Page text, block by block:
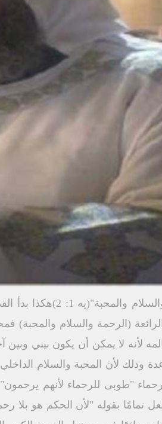
الرائعة (الرحمة والسلام
لأنه لا يمكن أن يكون بيني وبين
وذلك لأن المحبة والسلام